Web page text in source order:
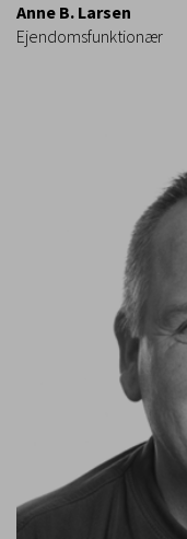
Anne B. Larsen
Ejendomsfunktionær